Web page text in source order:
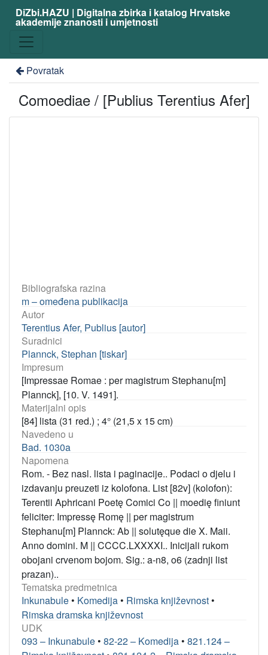
DiZbi.HAZU | Digitalna zbirka i katalog Hrvatske
akademije znanosti i umjetnosti
Povratak
Comoediae / [Publius Terentius Afer]
Bibliografska razina
m – omeđena publikacija
Autor
Terentius Afer, Publius [autor]
Suradnici
Plannck, Stephan [tiskar]
Impresum
[Impressae Romae : per magistrum Stephanu[m]
Plannck], [10. V. 1491].
Materijalni opis
[84] lista (31 red.) ; 4° (21,5 x 15 cm)
Navedeno u
Bad. 1030a
Napomena
Rom. - Bez nasl. lista i paginacije.. Podaci o djelu i
izdavanju preuzeti iz kolofona. List [82v] (kolofon):
Terentii Aphricani Poetę Comici Co || moedię finiunt
feliciter: Impressę Romę || per magistrum
Stephanu[m] Plannck: Ab || solutęque die X. Maii.
Anno domini. M || CCCC.LXXXXI.. Inicijali rukom
obojani crvenom bojom. Sig.: a-n8, o6 (zadnji list
prazan)..
Tematska predmetnica
Inkunabule • Komedija • Rimska književnost •
Rimska dramska književnost
UDK
093 – Inkunabule • 82-22 – Komedija • 821.124 –